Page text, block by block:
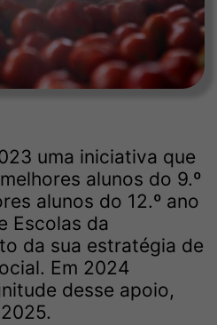
uma iniciativa que
alunos do 9.º
alunos do 12.º ano
Escolas da
da sua estratégia de
Em 2024
desse apoio,